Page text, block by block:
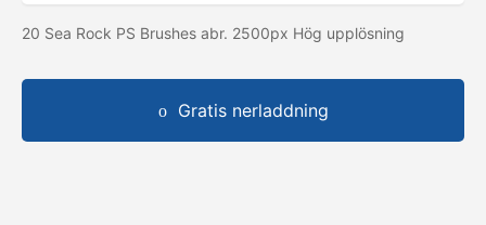
20 Sea Rock PS Brushes abr. 2500px Hög upplösning
Gratis nerladdning